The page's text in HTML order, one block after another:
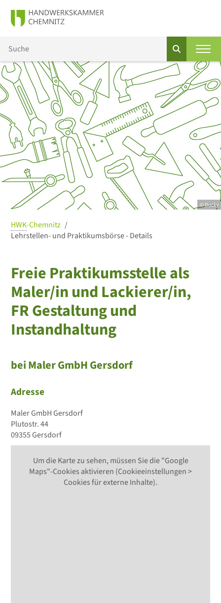
© Ducky
HWK-Chemnitz
Lehrstellen- und Praktikumsbörse - Details
Freie Praktikumsstelle als
Maler/in und Lackierer/in,
FR Gestaltung und
Instandhaltung
bei Maler GmbH Gersdorf
Adresse
Maler GmbH Gersdorf
Plutostr. 44
09355 Gersdorf
Um die Karte zu sehen, müssen Sie die "Google
Maps"-Cookies aktivieren (Cookieeinstellungen >
Cookies für externe Inhalte).